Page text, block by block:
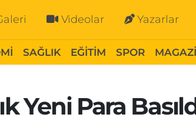
Videolar Yazarlar
SAĞLIK EĞİTİM SPOR
Yeni Para